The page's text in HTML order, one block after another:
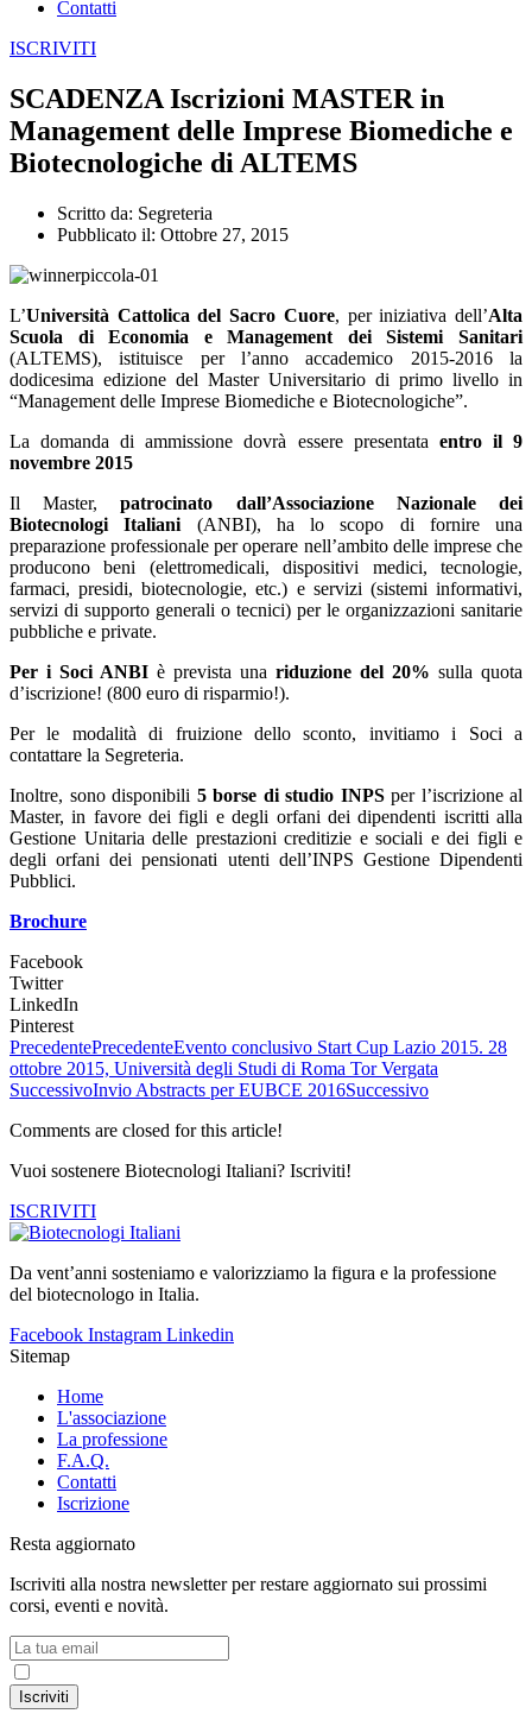
Contatti
ISCRIVITI
SCADENZA Iscrizioni MASTER in
Management delle Imprese Biomediche e
Biotecnologiche di ALTEMS
Scritto da: Segreteria
Pubblicato il: Ottobre 27, 2015
L’Università Cattolica del Sacro Cuore, per iniziativa dell’Alta
Scuola di Economia e Management dei Sistemi Sanitari
(ALTEMS), istituisce per l’anno accademico 2015-2016 la
dodicesima edizione del Master Universitario di primo livello in
“Management delle Imprese Biomediche e Biotecnologiche”.
La domanda di ammissione dovrà essere presentata entro il 9
novembre 2015
Il Master,patrocinato dall’Associazione Nazionale dei
Biotecnologi Italiani (ANBI), ha lo scopo di fornire una
preparazione professionale per operare nell’ambito delle imprese che
producono beni (elettromedicali, dispositivi medici, tecnologie,
farmaci, presidi, biotecnologie, etc.) e servizi (sistemi informativi,
servizi di supporto generali o tecnici) per le organizzazioni sanitarie
pubbliche e private.
Per i Soci ANBI è prevista una riduzione del 20% sulla quota
d’iscrizione! (800 euro di risparmio!).
Per le modalità di fruizione dello sconto, invitiamo i Soci a
contattare la Segreteria.
Inoltre, sono disponibili 5 borse di studio INPSper l’iscrizione al
Master, in favore dei figli e degli orfani dei dipendenti iscritti alla
Gestione Unitaria delle prestazioni creditizie e sociali e dei figli e
degli orfani dei pensionati utenti dell’INPS Gestione Dipendenti
Pubblici.
Brochure
Facebook
Twitter
LinkedIn
Pinterest
PrecedentePrecedenteEvento conclusivo Start Cup Lazio 2015. 28
ottobre 2015, Università degli Studi di Roma Tor Vergata
SuccessivoInvio Abstracts per EUBCE 2016Successivo
Comments are closed for this article!
Vuoi sostenere Biotecnologi Italiani? Iscriviti!
ISCRIVITI
Da vent’anni sosteniamo e valorizziamo la figura e la professione
del biotecnologo in Italia.
Facebook Instagram Linkedin
Sitemap
Home
L'associazione
La professione
F.A.Q.
Contatti
Iscrizione
Resta aggiornato
Iscriviti alla nostra newsletter per restare aggiornato sui prossimi
corsi, eventi e novità.
Iscriviti